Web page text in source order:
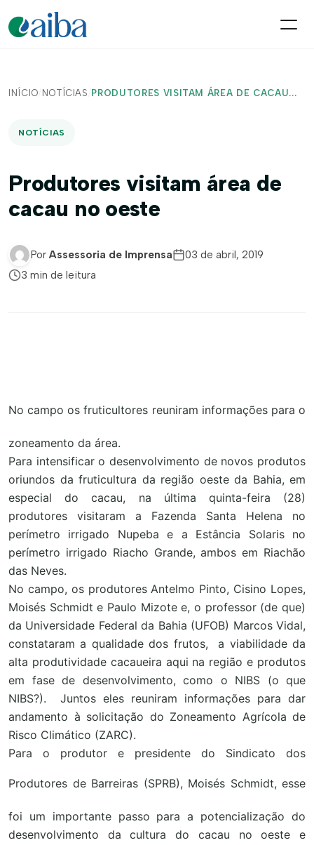
INÍCIO/ NOTÍCIAS / PRODUTORES VISITAM ÁREA DE CACAU...
NOTÍCIAS
Produtores visitam área de
cacau no oeste
Por Assessoria de Imprensa
03 de abril, 2019
3 min de leitura
No campo os fruticultores reuniram informações para o
zoneamento da área.
Para intensificar o desenvolvimento de novos produtos
oriundos da fruticultura da região oeste da Bahia, em
especial do cacau, na última quinta-feira (28)
produtores visitaram a Fazenda Santa Helena no
perímetro irrigado Nupeba e a Estância Solaris no
perímetro irrigado Riacho Grande, ambos em Riachão
das Neves.
No campo, os produtores Antelmo Pinto, Cisino Lopes,
Moisés Schmidt e Paulo Mizote e, o professor (de que)
da Universidade Federal da Bahia (UFOB) Marcos Vidal,
constataram a qualidade dos frutos, a viabilidade da
alta produtividade cacaueira aqui na região e produtos
em fase de desenvolvimento, como o NIBS (o que
NIBS?). Juntos eles reuniram informações para dar
andamento à solicitação do Zoneamento Agrícola de
Risco Climático (ZARC).
Para o produtor e presidente do Sindicato dos
Produtores de Barreiras (SPRB), Moisés Schmidt, esse
foi um importante passo para a potencialização do
desenvolvimento da cultura do cacau no oeste e